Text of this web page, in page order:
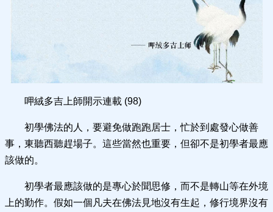
呷絨多吉上師開示連載 (98)
初學佛法的人，要避免做跑跑居士，忙於到處發心做善
事，東聽西聽趕場子。這些當然也重要，但卻不是初學者最應
該做的。
初學者最應該做的是專心於聞思修，而不是轉山等在外境
上的勤作。假如一個凡夫在佛法見地沒有生起，修行境界沒有